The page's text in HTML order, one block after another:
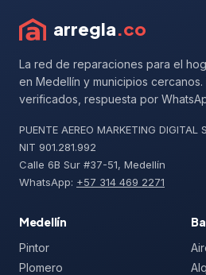
arregla.co
La red de reparaciones para el
en Medellín y municipios
verificados, respuesta por
PUENTE AEREO MARKETING DIGITAL
NIT 901.281.992
Calle 6B Sur #37-51, Medellín
WhatsApp: +57 314 469 2271
Medellín
Pintor
Plomero